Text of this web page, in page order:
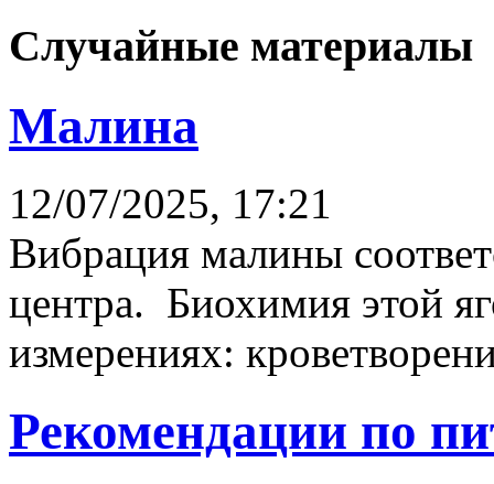
Случайные материалы
Малина
12/07/2025, 17:21
Вибрация малины
центра. Биохимия этой
измерениях:
Рекомендации по